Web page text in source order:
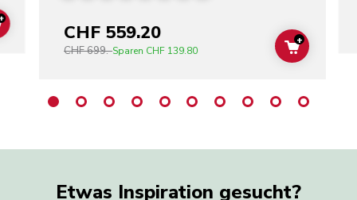
ADD TO CARTCHF 559.20
CHF 699.-Sparen CHF 139.80 ADD TO
+
Etwas Inspiration gesucht?